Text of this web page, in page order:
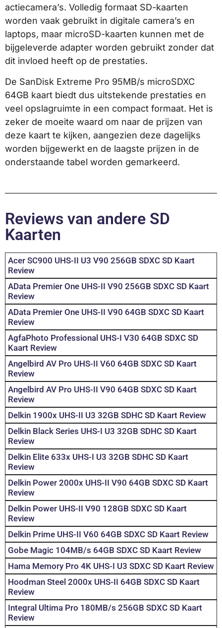
actiecamera’s. Volledig formaat SD-kaarten
worden vaak gebruikt in digitale camera’s en
laptops, maar microSD-kaarten kunnen met de
bijgeleverde adapter worden gebruikt zonder dat
dit invloed heeft op de prestaties.
De SanDisk Extreme Pro 95MB/s microSDXC
64GB kaart biedt dus uitstekende prestaties en
veel opslagruimte in een compact formaat. Het is
zeker de moeite waard om naar de prijzen van
deze kaart te kijken, aangezien deze dagelijks
worden bijgewerkt en de laagste prijzen in de
onderstaande tabel worden gemarkeerd.
Reviews van andere SD
Kaarten
Acer SC900 UHS-II U3 V90 256GB SDXC SD Kaart
Review
AData Premier One UHS-II V90 256GB SDXC SD Kaart
Review
AData Premier One UHS-II V90 64GB SDXC SD Kaart
Review
AgfaPhoto Professional UHS-I V30 64GB SDXC SD
Kaart Review
Angelbird AV Pro UHS-II V60 64GB SDXC SD Kaart
Review
Angelbird AV Pro UHS-II V90 64GB SDXC SD Kaart
Review
Delkin 1900x UHS-II U3 32GB SDHC SD Kaart Review
Delkin Black Series UHS-I U3 32GB SDHC SD Kaart
Review
Delkin Elite 633x UHS-I U3 32GB SDHC SD Kaart
Review
Delkin Power 2000x UHS-II V90 64GB SDXC SD Kaart
Review
Delkin Power UHS-II V90 128GB SDXC SD Kaart
Review
Delkin Prime UHS-II V60 64GB SDXC SD Kaart Review
Gobe Magic 104MB/s 64GB SDXC SD Kaart Review
Hama Memory Pro 4K UHS-I U3 SDXC SD Kaart Review
Hoodman Steel 2000x UHS-II 64GB SDXC SD Kaart
Review
Integral Ultima Pro 180MB/s 256GB SDXC SD Kaart
Review